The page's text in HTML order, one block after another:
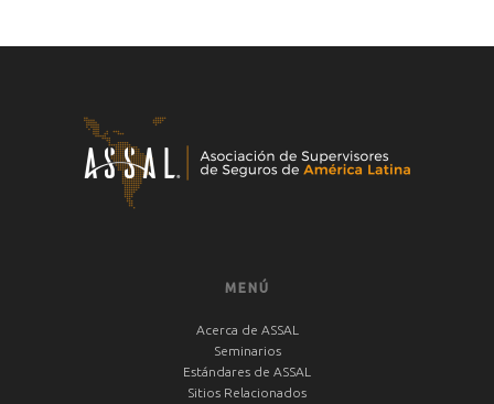
MENÚ
Acerca de ASSAL
Seminarios
Estándares de ASSAL
Sitios Relacionados